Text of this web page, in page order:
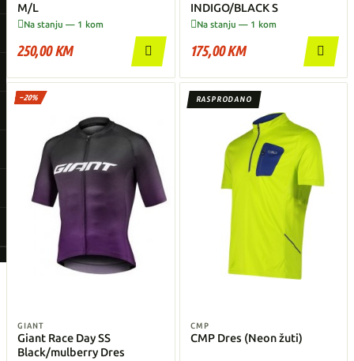
M/L
Na stanju — 1 kom
250,00 KM 
INDIGO/BLACK S
Na stanju — 1 kom
175,00 KM 
−20%
GIANT
Giant Race Day SS
Black/mulberry Dres
RASPRODANO
CMP
CMP Dres (Neon žuti)